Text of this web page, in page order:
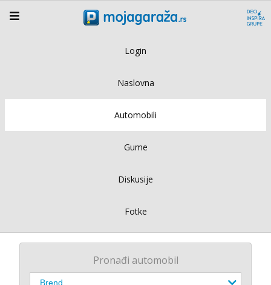
Login
Naslovna
Automobili
Gume
Diskusije
Fotke
Pronađi automobil